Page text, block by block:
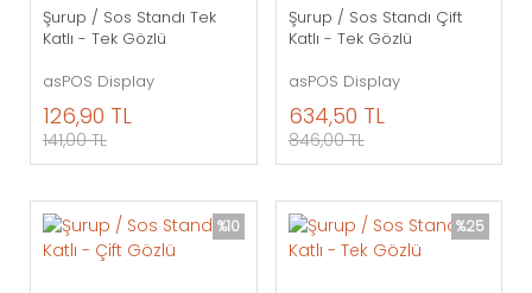
Şurup / Sos Standı Tek
Katlı - Tek Gözlü
asPOS Display
126,90 TL
141,00 TL
Şurup / Sos Standı Çift
Katlı - Tek Gözlü
asPOS Display
634,50 TL
846,00 TL
%10 %25